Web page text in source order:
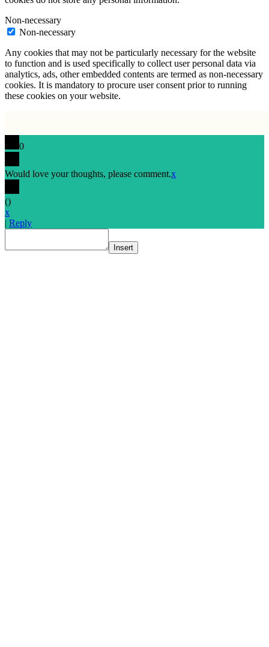
Non-necessary
Non-necessary
Any cookies that may not be particularly necessary for the website
to function and is used specifically to collect user personal data via
analytics, ads, other embedded contents are termed as non-necessary
cookies. It is mandatory to procure user consent prior to running
these cookies on your website.
0
Would love your thoughts, please comment.x
()
x
| Reply
Insert